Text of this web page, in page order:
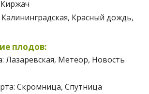
Киржач
Калининградская, Красный дождь,
плодов:
Лазаревская, Метеор, Новость
Скромница, Спутница